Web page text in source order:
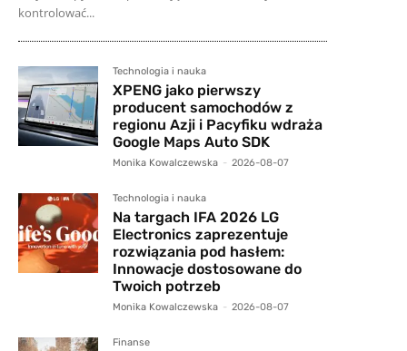
kontrolować...
Technologia i nauka
XPENG jako pierwszy
producent samochodów z
regionu Azji i Pacyfiku wdraża
Google Maps Auto SDK
Monika Kowalczewska - 2026-08-07
Technologia i nauka
Na targach IFA 2026 LG
Electronics zaprezentuje
rozwiązania pod hasłem:
Innowacje dostosowane do
Twoich potrzeb
Monika Kowalczewska - 2026-08-07
Finanse